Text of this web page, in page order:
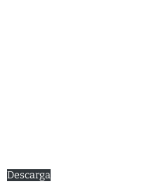
Descarga